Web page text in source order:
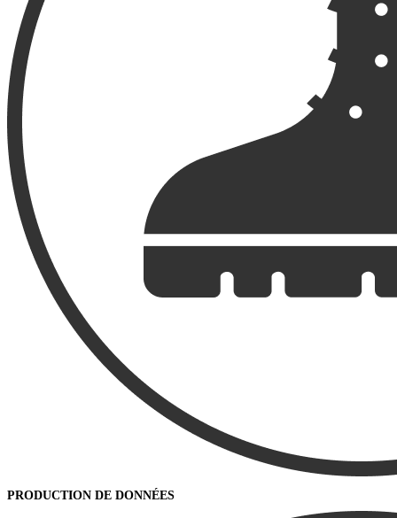
PRODUCTION DE DONNÉES